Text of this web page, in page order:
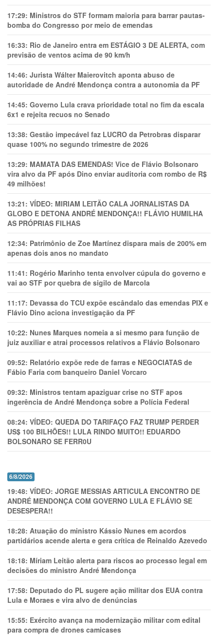
17:29: Ministros do STF formam maioria para barrar pautas-
bomba do Congresso por meio de emendas
16:33: Rio de Janeiro entra em ESTÁGIO 3 DE ALERTA, com
previsão de ventos acima de 90 km/h
14:46: Jurista Wálter Maierovitch aponta abuso de
autoridade de André Mendonça contra a autonomia da PF
14:45: Governo Lula crava prioridade total no fim da escala
6x1 e rejeita recuos no Senado
13:38: Gestão impecável faz LUCRO da Petrobras disparar
quase 100% no segundo trimestre de 2026
13:29: MAMATA DAS EMENDAS! Vice de Flávio Bolsonaro
vira alvo da PF após Dino enviar auditoria com rombo de R$
49 milhões!
13:21: VÍDEO: MIRIAM LEITÃO CALA JORNALISTAS DA
GLOBO E DETONA ANDRÉ MENDONÇA!! FLÁVIO HUMILHA
AS PRÓPRIAS FILHAS
12:34: Patrimônio de Zoe Martínez dispara mais de 200% em
apenas dois anos no mandato
11:41: Rogério Marinho tenta envolver cúpula do governo e
vai ao STF por quebra de sigilo de Marcola
11:17: Devassa do TCU expõe escândalo das emendas PIX e
Flávio Dino aciona investigação da PF
10:22: Nunes Marques nomeia a si mesmo para função de
juiz auxiliar e atrai processos relativos a Flávio Bolsonaro
09:52: Relatório expõe rede de farras e NEGOCIATAS de
Fábio Faria com banqueiro Daniel Vorcaro
09:32: Ministros tentam apaziguar crise no STF apos
ingerência de André Mendonça sobre a Polícia Federal
08:24: VÍDEO: QUEDA DO TARIFAÇO FAZ TRUMP PERDER
US$ 100 BILHÕES!! LULA RINDO MUITO!! EDUARDO
BOLSONARO SE FERR0U
6/8/2026
19:48: VÍDEO: JORGE MESSIAS ARTICULA ENCONTRO DE
ANDRÉ MENDONÇA COM GOVERNO LULA E FLÁVIO SE
DESESPERA!!
18:28: Atuação do ministro Kássio Nunes em acordos
partidários acende alerta e gera crítica de Reinaldo Azevedo
18:18: Míriam Leitão alerta para riscos ao processo legal em
decisões do ministro André Mendonça
17:58: Deputado do PL sugere ação militar dos EUA contra
Lula e Moraes e vira alvo de denúncias
15:55: Exército avança na modernização militar com edital
para compra de drones camicases